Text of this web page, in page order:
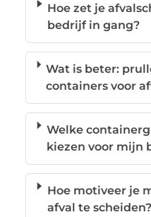
Hoe zet je
bedrijf in gang?
Wat is beter:
containers voor
Welke
kiezen voor mijn
Hoe motiveer je
afval te scheiden?